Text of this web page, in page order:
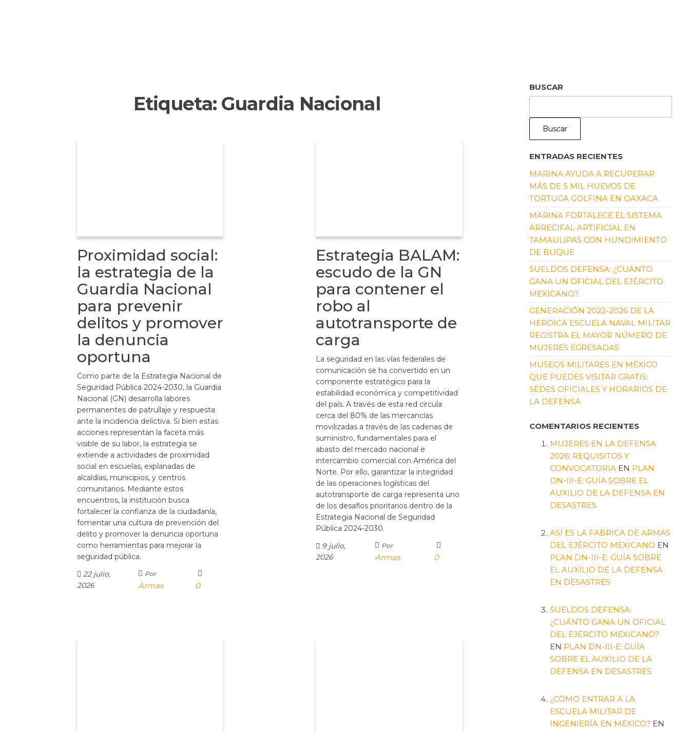
Etiqueta: Guardia Nacional
Proximidad social:
la estrategia de la
Guardia Nacional
para prevenir
delitos y promover
la denuncia
oportuna
Como parte de la Estrategia Nacional de
Seguridad Pública 2024-2030, la Guardia
Nacional (GN) desarrolla labores
permanentes de patrullaje y respuesta
ante la incidencia delictiva. Si bien estas
acciones representan la faceta más
visible de su labor, la estrategia se
extiende a actividades de proximidad
social en escuelas, explanadas de
alcaldías, municipios, y centros
comunitarios. Mediante estos
encuentros, la institución busca
fortalecer la confianza de la ciudadanía,
fomentar una cultura de prevención del
delito y promover la denuncia oportuna
como herramientas para mejorar la
seguridad pública.
22 julio,
2026
Por
Armas 0
Estrategia BALAM:
escudo de la GN
para contener el
robo al
autotransporte de
carga
La seguridad en las vías federales de
comunicación se ha convertido en un
componente estratégico para la
estabilidad económica y competitividad
del país. A través de esta red circula
cerca del 80% de las mercancías
movilizadas a través de las cadenas de
suministro, fundamentales para el
abasto del mercado nacional e
intercambio comercial con América del
Norte. Por ello, garantizar la integridad
de las operaciones logísticas del
autotransporte de carga representa uno
de los desafíos prioritarios dentro de la
Estrategia Nacional de Seguridad
Pública 2024-2030.
9 julio,
2026
Por
Armas 0
BUSCAR
Buscar
ENTRADAS RECIENTES
MARINA AYUDA A RECUPERAR
MÁS DE 5 MIL HUEVOS DE
TORTUGA GOLFINA EN OAXACA
MARINA FORTALECE EL SISTEMA
ARRECIFAL ARTIFICIAL EN
TAMAULIPAS CON HUNDIMIENTO
DE BUQUE
SUELDOS DEFENSA: ¿CUÁNTO
GANA UN OFICIAL DEL EJÉRCITO
MEXICANO?
GENERACIÓN 2022-2026 DE LA
HEROICA ESCUELA NAVAL MILITAR
REGISTRA EL MAYOR NÚMERO DE
MUJERES EGRESADAS
MUSEOS MILITARES EN MÉXICO
QUE PUEDES VISITAR GRATIS:
SEDES OFICIALES Y HORARIOS DE
LA DEFENSA
COMENTARIOS RECIENTES
MUJERES EN LA DEFENSA
2026: REQUISITOS Y
CONVOCATORIAEN PLAN
DN-III-E: GUÍA SOBRE EL
AUXILIO DE LA DEFENSA EN
DESASTRES
ASÍ ES LA FABRICA DE ARMAS
DEL EJÉRCITO MEXICANO EN
PLAN DN-III-E: GUÍA SOBRE
EL AUXILIO DE LA DEFENSA
EN DESASTRES
SUELDOS DEFENSA:
¿CUÁNTO GANA UN OFICIAL
DEL EJÉRCITO MEXICANO?
EN PLAN DN-III-E: GUÍA
SOBRE EL AUXILIO DE LA
DEFENSA EN DESASTRES
¿CÓMO ENTRAR A LA
ESCUELA MILITAR DE
INGENIERÍA EN MÉXICO? EN